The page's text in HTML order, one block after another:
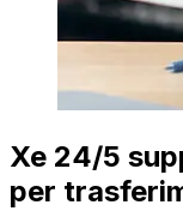
Xe 24/5
per